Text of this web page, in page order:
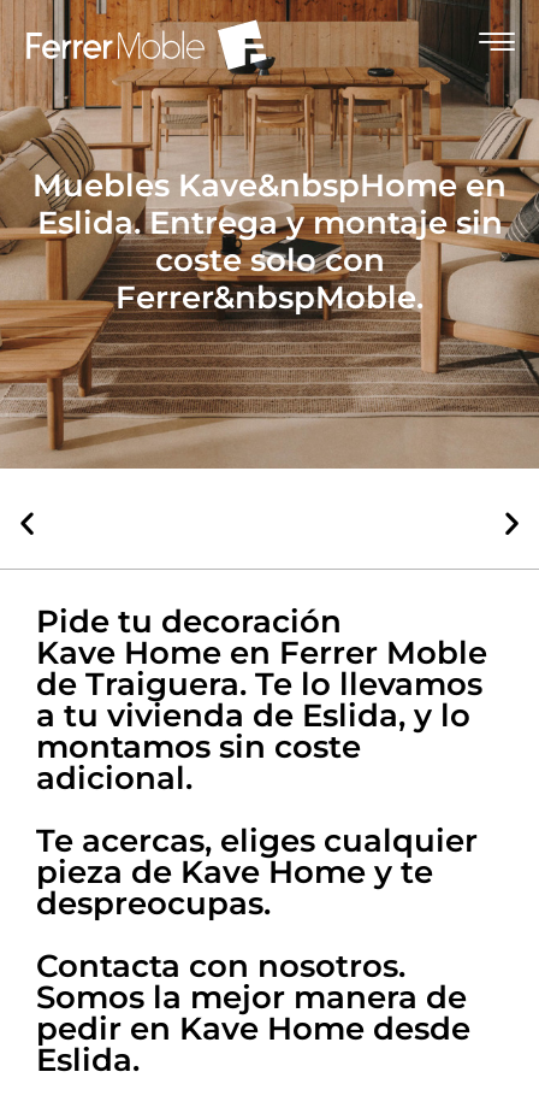
Muebles Kave&nbspHome en
Eslida. Entrega y montaje sin
coste solo con
Ferrer&nbspMoble.
La mejor atención
decoración te ayuda en todo
Pide tu decoración
Kave Home en Ferrer Moble
de Traiguera. Te lo llevamos
a tu vivienda de Eslida, y lo
montamos sin coste
adicional.
Te acercas, eliges cualquier
pieza de Kave Home y te
despreocupas.
Contacta con nosotros.
Somos la mejor manera de
pedir en Kave Home desde
Eslida.